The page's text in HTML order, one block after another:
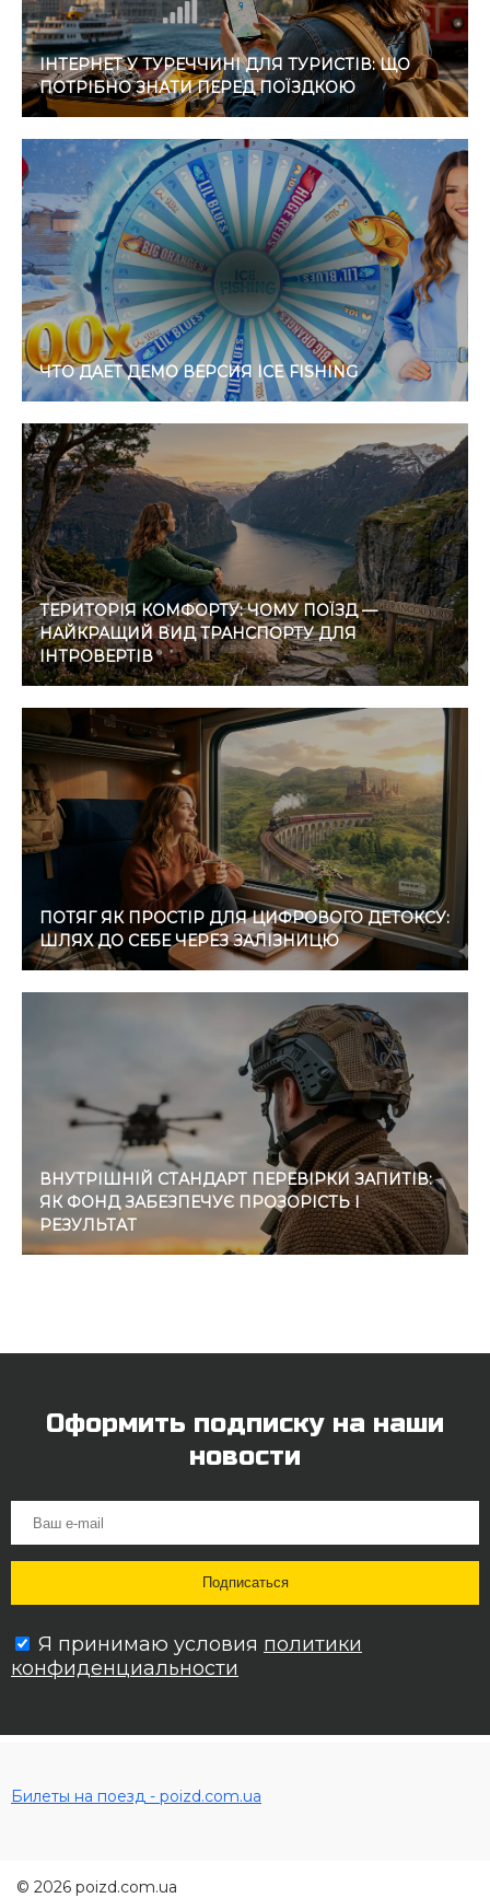
ІНТЕРНЕТ У ТУРЕЧЧИНІ ДЛЯ ТУРИСТІВ: ЩО
ПОТРІБНО ЗНАТИ ПЕРЕД ПОЇЗДКОЮ
ЧТО ДАЕТ ДЕМО ВЕРСИЯ ICE FISHING
ТЕРИТОРІЯ КОМФОРТУ: ЧОМУ ПОЇЗД —
НАЙКРАЩИЙ ВИД ТРАНСПОРТУ ДЛЯ
ІНТРОВЕРТІВ
ПОТЯГ ЯК ПРОСТІР ДЛЯ ЦИФРОВОГО ДЕТОКСУ:
ШЛЯХ ДО СЕБЕ ЧЕРЕЗ ЗАЛІЗНИЦЮ
ВНУТРІШНІЙ СТАНДАРТ ПЕРЕВІРКИ ЗАПИТІВ:
ЯК ФОНД ЗАБЕЗПЕЧУЄ ПРОЗОРІСТЬ І
РЕЗУЛЬТАТ
Оформить подписку на наши
новости
Я принимаю условия политики
конфиденциальности
Билеты на поезд - poizd.com.ua
© 2026 poizd.com.ua